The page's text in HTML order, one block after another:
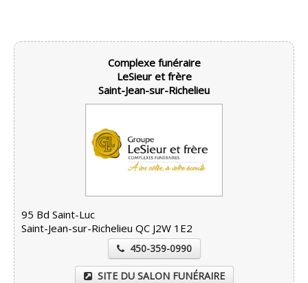
Complexe funéraire
LeSieur et frère
Saint-Jean-sur-Richelieu
95 Bd Saint-Luc
Saint-Jean-sur-Richelieu QC J2W 1E2
450-359-0990
SITE DU SALON FUNÉRAIRE